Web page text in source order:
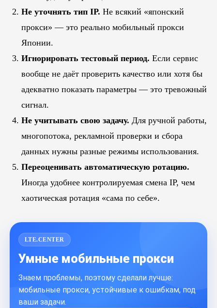
Не уточнять тип IP. Не всякий «японский
прокси» — это реально мобильный прокси
Японии.
Игнорировать тестовый период. Если сервис
вообще не даёт проверить качество или хотя бы
адекватно показать параметры — это тревожный
сигнал.
Не учитывать свою задачу. Для ручной работы,
многопотока, рекламной проверки и сбора
данных нужны разные режимы использования.
Переоценивать автоматическую ротацию.
Иногда удобнее контролируемая смена IP, чем
хаотическая ротация «сама по себе».
LTE.CENTER
Умные мобильные прокси
Знаем проблемы, поэтому сделали лучше:
мобильные прокси, устойчивые к ошибкам, под
ваши задачи.